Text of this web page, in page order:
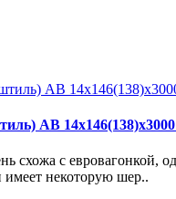
АВ
схожа с евровагонкой,
имеет некоторую шер..